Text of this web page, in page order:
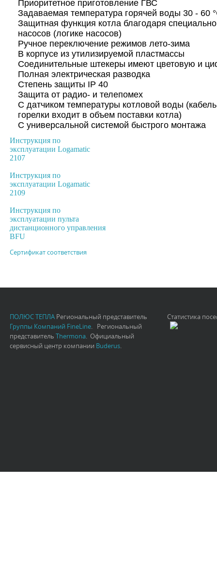
Приоритетное приготовление ГВС
Задаваемая температура горячей воды 30 - 60
Защитная функция котла благодаря
насосов (логике насосов)
Ручное переключение режимов лето-зима
В корпусе из утилизируемой пластмассы
Соединительные штекеры имеют цветовую и
Полная электрическая разводка
Степень защиты IP 40
Защита от радио- и телепомех
С датчиком температуры котловой воды
горелки входит в объем поставки котла)
С универсальной системой быстрого монтажа
Инструкция по
эксплуатации Logamatic
2107
Инструкция по
эксплуатации Logamatic
2109
Инструкция по
эксплуатации пульта
дистанционного управления
BFU
Сертификат соответствия
ПОЛЮС ТЕПЛА Региональный представитель
Группы Компаний FineLine. Региональный
представитель Thermona. Официальный
сервисный центр компании Buderus.
Статистика